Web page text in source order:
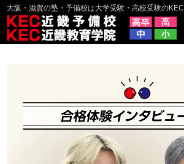
大阪・滋賀の塾・予備校は大学受験・高校受験のKEC